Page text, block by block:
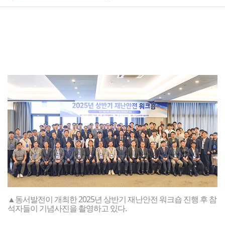
▲동서발전이 개최한 2025년 상반기 재난안전 워크숍 진행 후 참
석자들이 기념사진을 촬영하고 있다.